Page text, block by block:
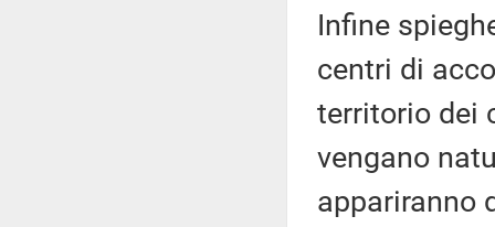
Infine
centri di
territorio dei
vengano
appariranno